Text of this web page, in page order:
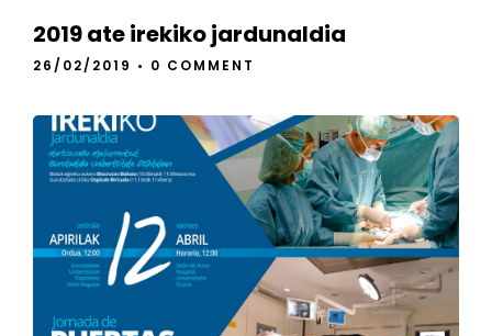
2019 ate irekiko jardunaldia
26/02/2019 • 0 COMMENT